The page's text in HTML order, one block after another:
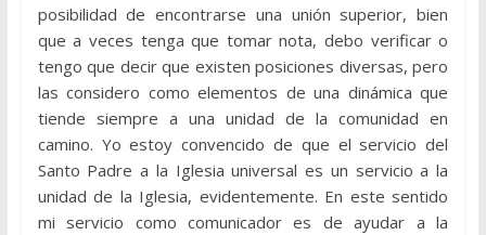
posibilidad de encontrarse una unión superior, bien
que a veces tenga que tomar nota, debo verificar o
tengo que decir que existen posiciones diversas, pero
las considero como elementos de una dinámica que
tiende siempre a una unidad de la comunidad en
camino. Yo estoy convencido de que el servicio del
Santo Padre a la Iglesia universal es un servicio a la
unidad de la Iglesia, evidentemente. En este sentido
mi servicio como comunicador es de ayudar a la